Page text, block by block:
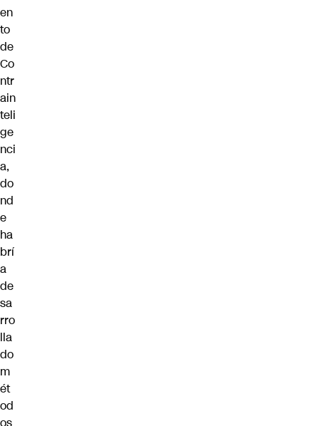
en
to
de
Co
ntr
ain
teli
ge
nci
a,
do
nd
e
ha
brí
a
de
sa
rro
lla
do
m
ét
od
os